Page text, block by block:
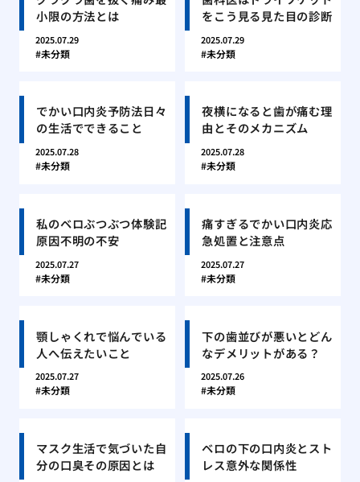
小限の方法とは
2025.07.29
未分類
をこう見る見た目の診断
2025.07.29
未分類
でかい口内炎予防法日々
の生活でできること
2025.07.28
未分類
夜横になると歯が痛む理
由とそのメカニズム
2025.07.28
未分類
私のベロぶつぶつ体験記
原因不明の不安
2025.07.27
未分類
痛すぎるでかい口内炎応
急処置と注意点
2025.07.27
未分類
顎しゃくれで悩んでいる
人へ伝えたいこと
2025.07.27
未分類
下の歯並びが悪いとどん
なデメリットがある？
2025.07.26
未分類
マスク生活で気づいた自
分の口臭その原因とは
ベロの下の口内炎とスト
レス意外な関係性